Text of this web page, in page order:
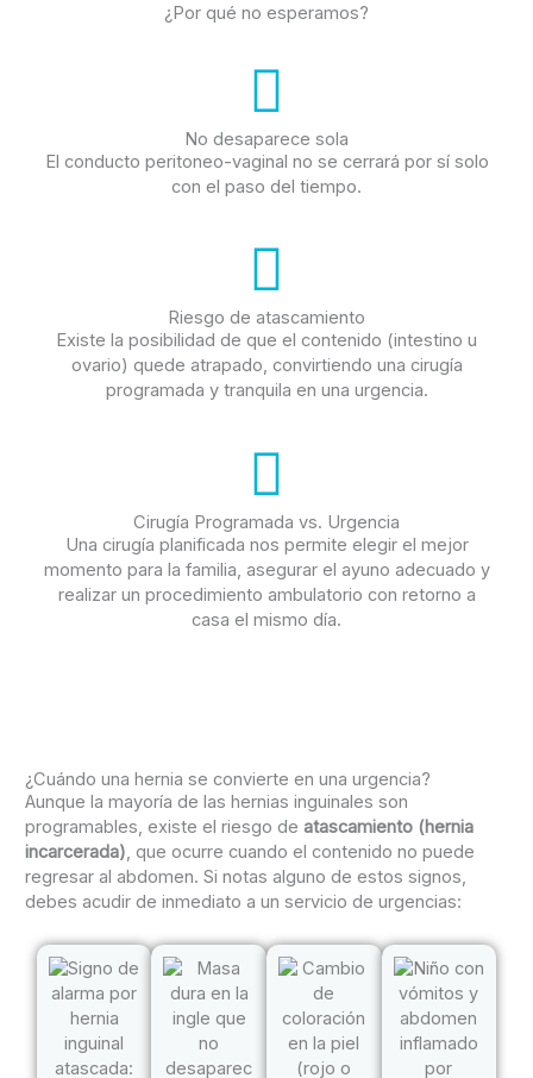
¿Por qué no esperamos?
No desaparece sola
El conducto peritoneo-vaginal no se cerrará por sí solo
con el paso del tiempo.
Riesgo de atascamiento
Existe la posibilidad de que el contenido (intestino u
ovario) quede atrapado, convirtiendo una cirugía
programada y tranquila en una urgencia.
Cirugía Programada vs. Urgencia
Una cirugía planificada nos permite elegir el mejor
momento para la familia, asegurar el ayuno adecuado y
realizar un procedimiento ambulatorio con retorno a
casa el mismo día.
¿Cuándo una hernia se convierte en una urgencia?
Aunque la mayoría de las hernias inguinales son
programables, existe el riesgo de atascamiento (hernia
incarcerada), que ocurre cuando el contenido no puede
regresar al abdomen. Si notas alguno de estos signos,
debes acudir de inmediato a un servicio de urgencias: